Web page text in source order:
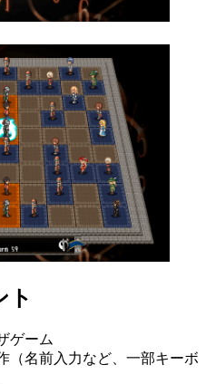
ト
ゲーム
（名前入力など、一部キーボ